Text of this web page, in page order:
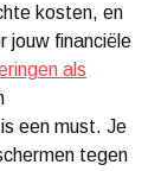
kosten, en
jouw financiële
als
een must. Je
tegen